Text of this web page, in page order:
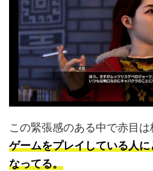
この緊張感のある中で赤目
ゲームをプレイしている人
なってる。